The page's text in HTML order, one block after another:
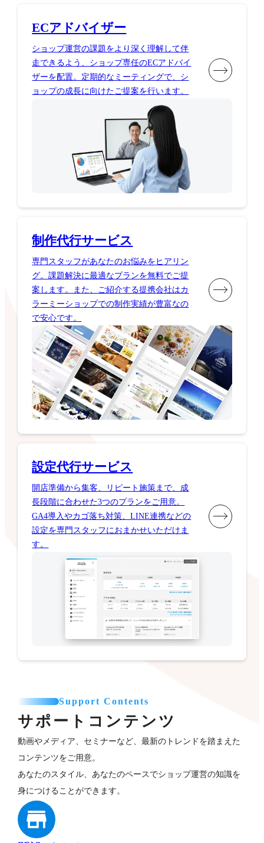
ECアドバイザー
ショップ運営の課題をより深く理解して伴
走できるよう、ショップ専任のECアドバイ
ザーを配置。定期的なミーティングで、シ
ョップの成長に向けたご提案を行います。
制作代行サービス
専門スタッフがあなたのお悩みをヒアリン
グ。課題解決に最適なプランを無料でご提
案します。また、ご紹介する提携会社はカ
ラーミーショップでの制作実績が豊富なの
で安心です。
設定代行サービス
開店準備から集客、リピート施策まで、成
長段階に合わせた3つのプランをご用意。
GA4導入やカゴ落ち対策、LINE連携などの
設定を専門スタッフにおまかせいただけま
す。
Support Contents
サポートコンテンツ
動画やメディア、セミナーなど、最新のトレンドを踏まえた
コンテンツをご用意。
あなたのスタイル、あなたのペースでショップ運営の知識を
身につけることができます。